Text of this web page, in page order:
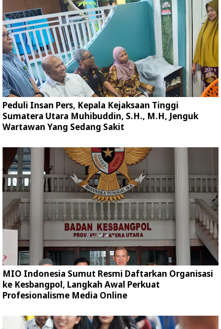
Peduli Insan Pers, Kepala Kejaksaan Tinggi
Sumatera Utara Muhibuddin, S.H., M.H, Jenguk
Wartawan Yang Sedang Sakit
MIO Indonesia Sumut Resmi Daftarkan Organisasi
ke Kesbangpol, Langkah Awal Perkuat
Profesionalisme Media Online